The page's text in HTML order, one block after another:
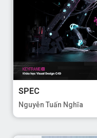
SPEC
Nguyễn Tuấn Nghĩa